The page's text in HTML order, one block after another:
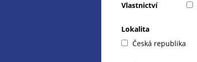
Vlastnictví
Lokalita
Česká republika